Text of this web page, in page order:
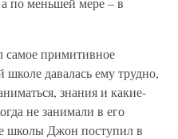
самое примитивное
школе давалась ему трудно,
знания и какие-
не занимали в его
школы Джон поступил в